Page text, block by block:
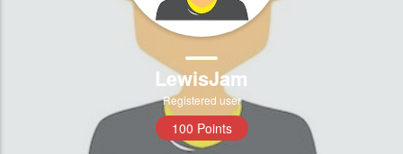
LewisJam
Registered user
100 Points